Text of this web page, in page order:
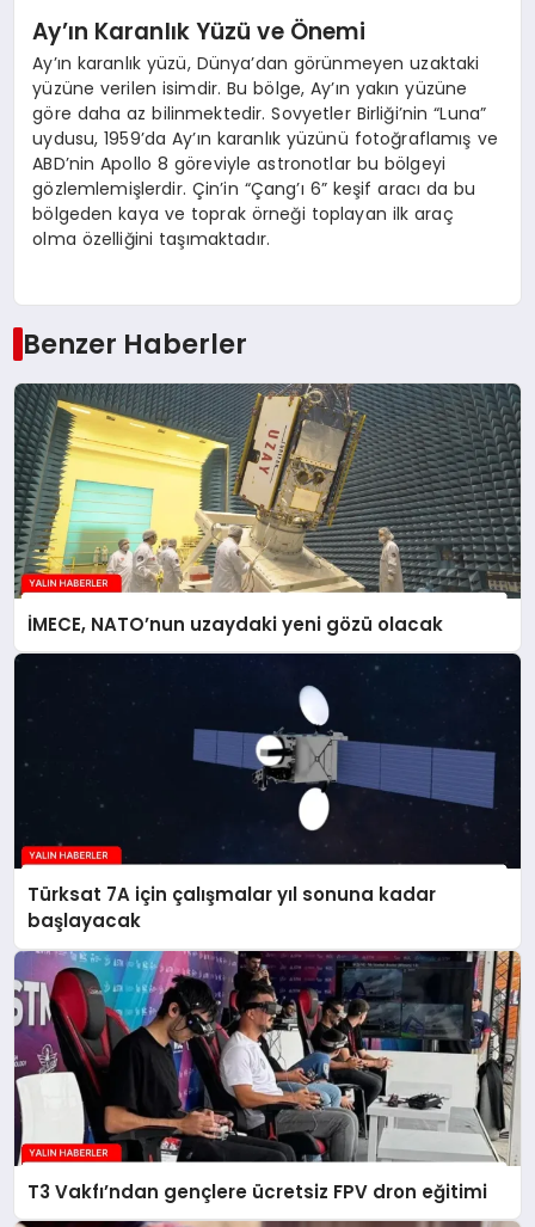
Ay’ın Karanlık Yüzü ve Önemi
Ay’ın karanlık yüzü, Dünya’dan görünmeyen uzaktaki
yüzüne verilen isimdir. Bu bölge, Ay’ın yakın yüzüne
göre daha az bilinmektedir. Sovyetler Birliği’nin “Luna”
uydusu, 1959’da Ay’ın karanlık yüzünü fotoğraflamış ve
ABD’nin Apollo 8 göreviyle astronotlar bu bölgeyi
gözlemlemişlerdir. Çin’in “Çang’ı 6” keşif aracı da bu
bölgeden kaya ve toprak örneği toplayan ilk araç
olma özelliğini taşımaktadır.
Benzer Haberler
İMECE, NATO’nun uzaydaki yeni gözü olacak
Türksat 7A için çalışmalar yıl sonuna kadar
başlayacak
T3 Vakfı’ndan gençlere ücretsiz FPV dron eğitimi